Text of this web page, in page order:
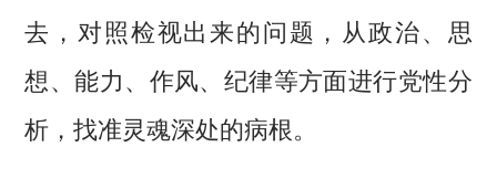
去，对照检视出来的问题，从政治、思
想、能力、作风、纪律等方面进行党性分
析，找准灵魂深处的病根。